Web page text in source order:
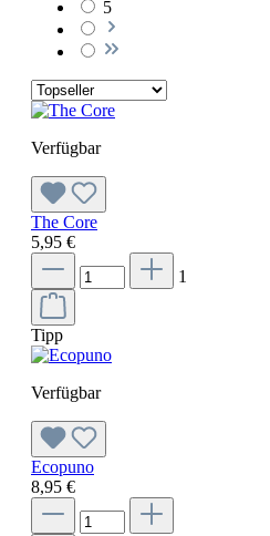
5
Verfügbar
The Core
5,95 €
1
Tipp
Verfügbar
Ecopuno
8,95 €